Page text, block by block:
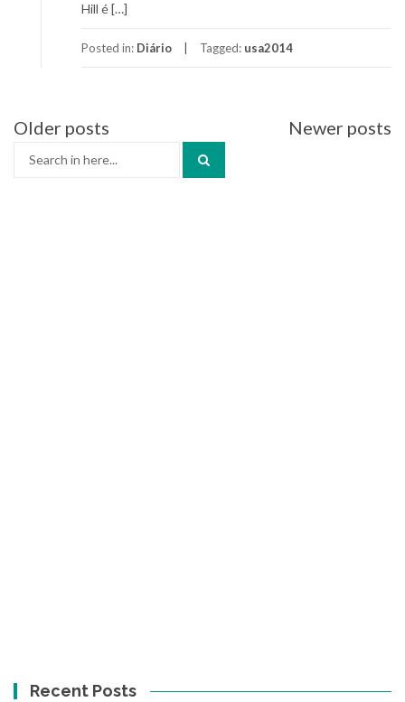
Hill é […]
Posted in: Diário Tagged: usa2014
Posts
navigation
Older posts Newer posts
Recent Posts